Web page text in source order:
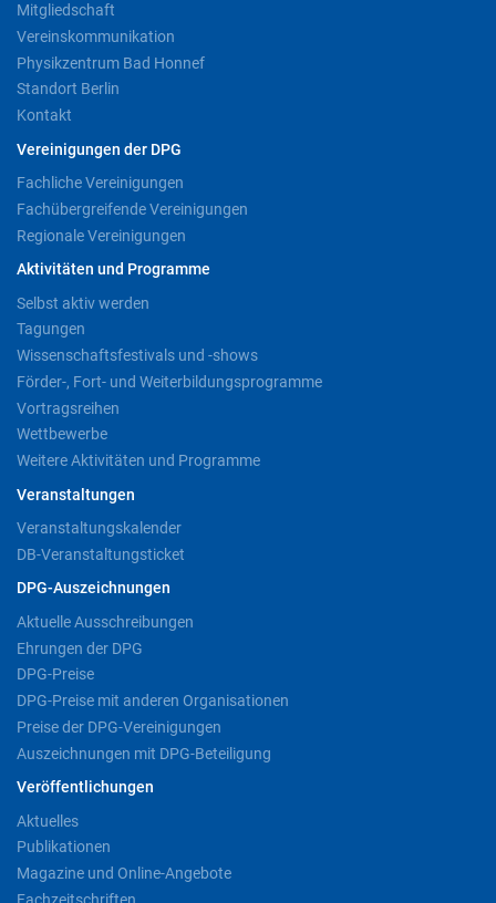
Mitgliedschaft
Vereinskommunikation
Physikzentrum Bad Honnef
Standort Berlin
Kontakt
Vereinigungen der DPG
Fachliche Vereinigungen
Fachübergreifende Vereinigungen
Regionale Vereinigungen
Aktivitäten und Programme
Selbst aktiv werden
Tagungen
Wissenschaftsfestivals und -shows
Förder-, Fort- und Weiterbildungsprogramme
Vortragsreihen
Wettbewerbe
Weitere Aktivitäten und Programme
Veranstaltungen
Veranstaltungskalender
DB-Veranstaltungsticket
DPG-Auszeichnungen
Aktuelle Ausschreibungen
Ehrungen der DPG
DPG-Preise
DPG-Preise mit anderen Organisationen
Preise der DPG-Vereinigungen
Auszeichnungen mit DPG-Beteiligung
Veröffentlichungen
Aktuelles
Publikationen
Magazine und Online-Angebote
Fachzeitschriften